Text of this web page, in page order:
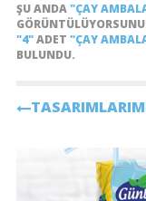
ŞU ANDA"ÇAY
"4"ADET "ÇAY
BULUNDU.